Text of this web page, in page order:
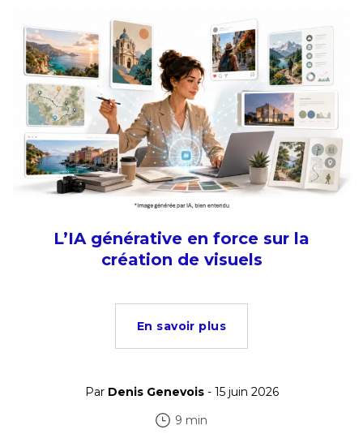
L’IA générative en force sur la
création de visuels
En savoir plus
Par Denis Genevois- 15 juin 2026
9 min